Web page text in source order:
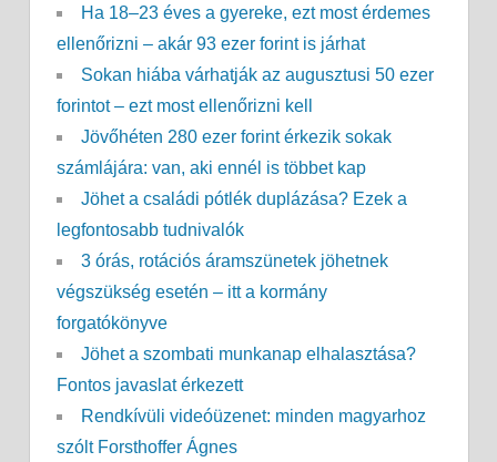
Ha 18–23 éves a gyereke, ezt most érdemes
ellenőrizni – akár 93 ezer forint is járhat
Sokan hiába várhatják az augusztusi 50 ezer
forintot – ezt most ellenőrizni kell
Jövőhéten 280 ezer forint érkezik sokak
számlájára: van, aki ennél is többet kap
Jöhet a családi pótlék duplázása? Ezek a
legfontosabb tudnivalók
3 órás, rotációs áramszünetek jöhetnek
végszükség esetén – itt a kormány
forgatókönyve
Jöhet a szombati munkanap elhalasztása?
Fontos javaslat érkezett
Rendkívüli videóüzenet: minden magyarhoz
szólt Forsthoffer Ágnes